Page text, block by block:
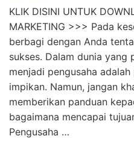
KLIK DISINI UNTUK
MARKETING >>> Pada
berbagi dengan Anda
sukses. Dalam dunia yang
menjadi pengusaha
impikan. Namun, jangan
memberikan panduan
bagaimana mencapai
Pengusaha …